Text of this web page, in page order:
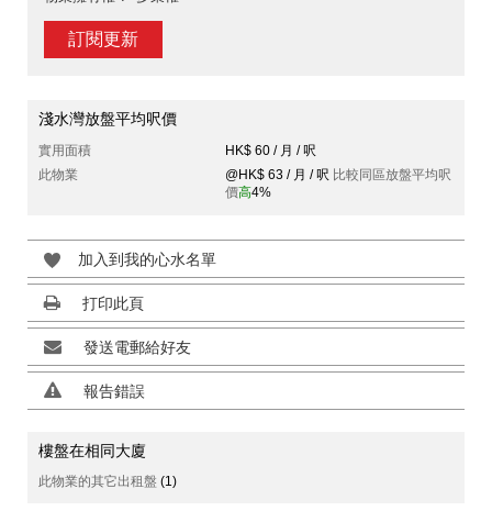
訂閱更新
淺水灣放盤平均呎價
實用面積
HK$ 60 / 月 / 呎
此物業
@HK$ 63 / 月 / 呎 比較同區放盤平均呎
價高4%
加入到我的心水名單
打印此頁
發送電郵給好友
報告錯誤
樓盤在相同大廈
此物業的其它出租盤 (1)